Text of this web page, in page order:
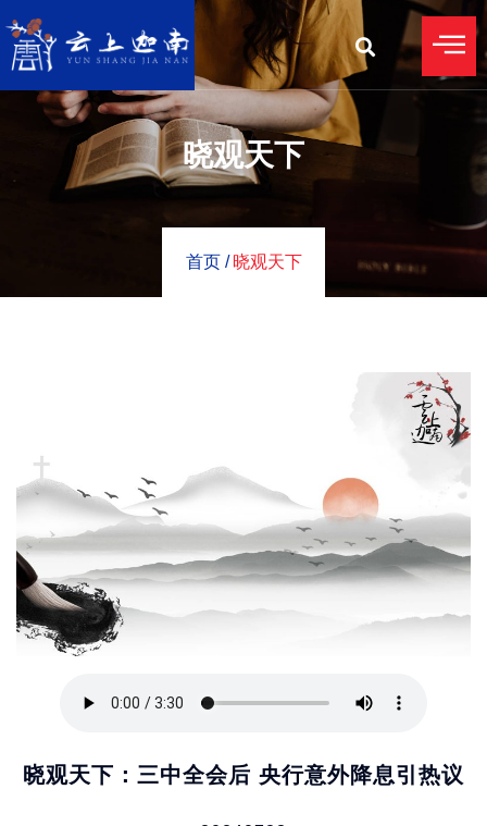
晓观天下
首页 / 晓观天下
晓观天下：三中全会后 央行意外降息引热议